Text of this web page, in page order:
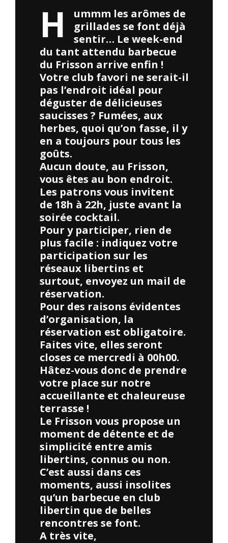
H
ummm les arômes de
grillades se font déjà
sentir… Le week-end
du tant attendu barbecue
du Frisson arrive enfin !
Votre club favori ne serait-il
pas l’endroit idéal pour
déguster de délicieuses
saucisses ? Fumées, aux
herbes, quoi qu’on fasse, il y
en a toujours pour tous les
goûts.
Aucun doute, au Frisson,
vous êtes au bon endroit.
Les patrons vous invitent
de 18h à 22h, juste avant la
soirée cocktail.
Pour y participer, rien de
plus facile : indiquez votre
participation sur les
réseaux libertins et
surtout, envoyez un mail de
réservation.
Pour des raisons évidentes
d’organisation, la
réservation est obligatoire.
Faites vite, elles seront
closes ce mercredi à 00h00.
Hâtez-vous donc de prendre
votre place sur notre
accueillante et chaleureuse
terrasse !
Le Frisson vous propose un
moment de détente et de
simplicité entre amis
libertins, connus ou non.
C’est aussi dans ces
moments, aussi insolites
qu’un barbecue en club
libertin que de belles
rencontres se font.
A très vite,